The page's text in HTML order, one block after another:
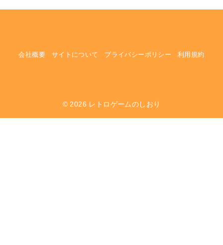
会社概要 サイトについて プライバシーポリシー 利用規約
© 2026 レトロゲームのしおり